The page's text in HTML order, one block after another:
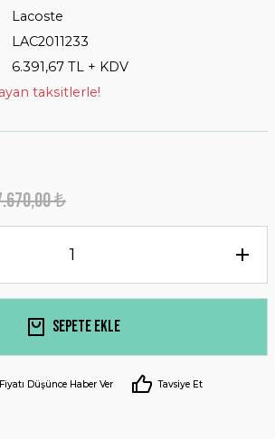
Lacoste
LAC2011233
6.391,67 TL + KDV
taksitlerle!
₺
Sepete Ekle
Fiyatı Düşünce Haber Ver Tavsiye Et